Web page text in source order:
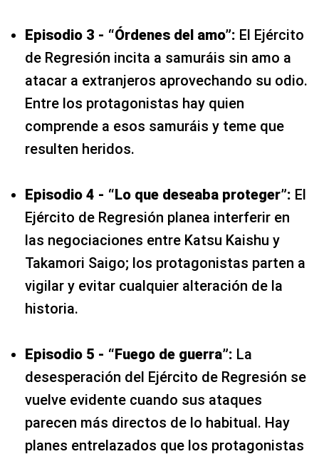
Episodio 3 - “Órdenes del amo”: El Ejército
de Regresión incita a samuráis sin amo a
atacar a extranjeros aprovechando su odio.
Entre los protagonistas hay quien
comprende a esos samuráis y teme que
resulten heridos.
Episodio 4 - “Lo que deseaba proteger”: El
Ejército de Regresión planea interferir en
las negociaciones entre Katsu Kaishu y
Takamori Saigo; los protagonistas parten a
vigilar y evitar cualquier alteración de la
historia.
Episodio 5 - “Fuego de guerra”: La
desesperación del Ejército de Regresión se
vuelve evidente cuando sus ataques
parecen más directos de lo habitual. Hay
planes entrelazados que los protagonistas